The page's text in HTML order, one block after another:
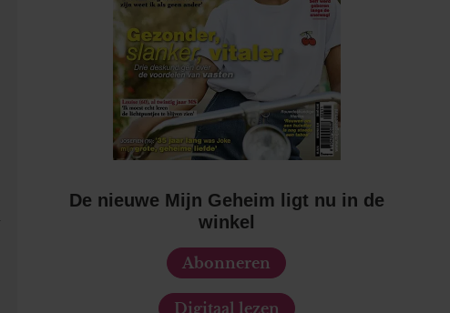
De nieuwe Mijn Geheim ligt nu in de
winkel
Abonneren
Digitaal lezen